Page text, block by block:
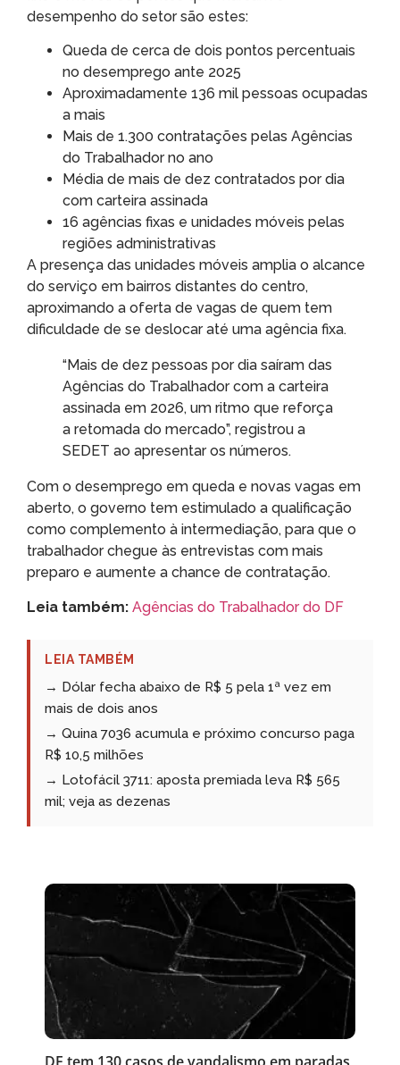
desempenho do setor são estes:
Queda de cerca de dois pontos percentuais
no desemprego ante 2025
Aproximadamente 136 mil pessoas ocupadas
a mais
Mais de 1.300 contratações pelas Agências
do Trabalhador no ano
Média de mais de dez contratados por dia
com carteira assinada
16 agências fixas e unidades móveis pelas
regiões administrativas
A presença das unidades móveis amplia o alcance
do serviço em bairros distantes do centro,
aproximando a oferta de vagas de quem tem
dificuldade de se deslocar até uma agência fixa.
“Mais de dez pessoas por dia saíram das
Agências do Trabalhador com a carteira
assinada em 2026, um ritmo que reforça
a retomada do mercado”, registrou a
SEDET ao apresentar os números.
Com o desemprego em queda e novas vagas em
aberto, o governo tem estimulado a qualificação
como complemento à intermediação, para que o
trabalhador chegue às entrevistas com mais
preparo e aumente a chance de contratação.
Leia também: Agências do Trabalhador do DF
LEIA TAMBÉM
→ Dólar fecha abaixo de R$ 5 pela 1ª vez em
mais de dois anos
→ Quina 7036 acumula e próximo concurso paga
R$ 10,5 milhões
→ Lotofácil 3711: aposta premiada leva R$ 565
mil; veja as dezenas